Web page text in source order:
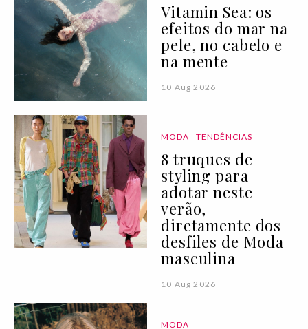
Vitamin Sea: os
efeitos do mar na
pele, no cabelo e
na mente
10 Aug 2026
MODA TENDÊNCIAS
8 truques de
styling para
adotar neste
verão,
diretamente dos
desfiles de Moda
masculina
10 Aug 2026
MODA